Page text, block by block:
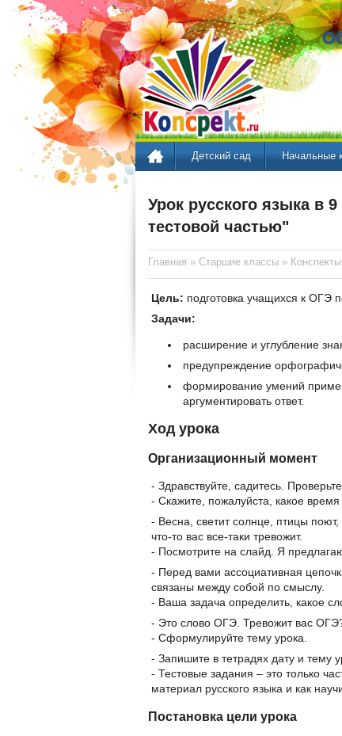
Детский сад Начальные
Урок русского языка в
тестовой частью"
Главная » Старшие классы »
Цель: подготовка учащихся к ОГЭ
Задачи:
расширение и углубление
предупреждение
формирование умений
аргументировать ответ.
Ход урока
Организационный момент
- Здравствуйте, садитесь.
- Скажите, пожалуйста, какое
- Весна, светит солнце, птицы
что-то вас все-таки тревожит.
- Посмотрите на слайд. Я
- Перед вами ассоциативная
связаны между собой по смыслу.
- Ваша задача определить, какое
- Это слово ОГЭ. Тревожит вас
- Сформулируйте тему урока.
- Запишите в тетрадях дату и тему
- Тестовые задания – это только
материал русского языка и как
Постановка цели урока